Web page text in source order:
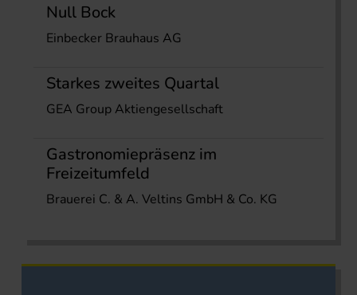
Null Bock
Einbecker Brauhaus AG
Starkes zweites Quartal
GEA Group Aktiengesellschaft
Gastronomiepräsenz im
Freizeitumfeld
Brauerei C. & A. Veltins GmbH & Co. KG